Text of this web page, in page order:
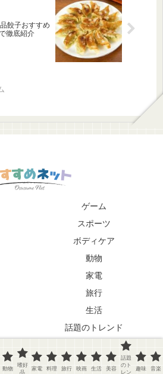
餃子おすすめ
徹底紹介
ゲーム
スポーツ
ボディケア
動物
家電
旅行
生活
話題のトレンド
© 2026 おすすめネット
動物
嗜好
品
家電 料理 旅行 映画 生活 美容
話題
のト
レン
趣味 音楽